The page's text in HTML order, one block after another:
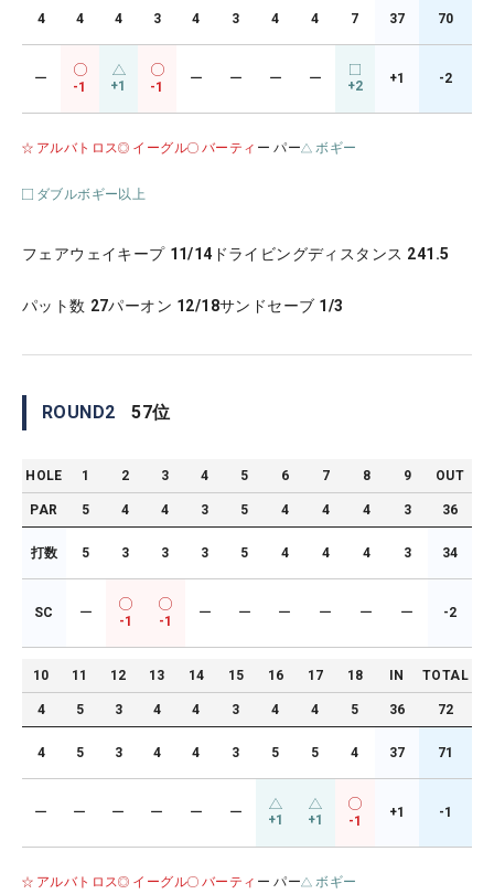
4 4 4 3 4 3 4 4 7 37 70
ー
-1 +1 -1
ー ー ー ー +2 +1 -2
アルバトロス イーグル バーティ ー パー ボギー
ダブルボギー以上
フェアウェイキープ 11/14 ドライビングディスタンス 241.5
パット数 27パーオン 12/18サンドセーブ 1/3
ROUND2 57位
HOLE 1 2 3 4 5 6 7 8 9 OUT
PAR 5 4 4 3 5 4 4 4 3 36
打数 5 3 3 3 5 4 4 4 3 34
SC ー
-1 -1
ー ー ー ー ー ー -2
10 11 12 13 14 15 16 17 18 IN TOTAL
4 5 3 4 4 3 4 4 5 36 72
4 5 3 4 4 3 5 5 4 37 71
ー ー ー ー ー ー +1 +1 -1
+1 -1
アルバトロス イーグル バーティ ー パー ボギー